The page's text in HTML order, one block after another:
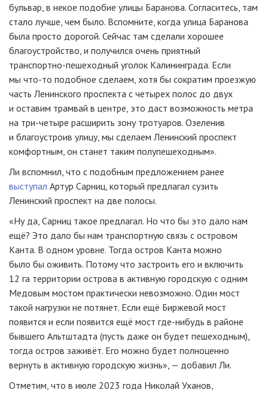
бульвар, в некое подобие улицы Баранова. Согласитесь, там
стало лучше, чем было. Вспомните, когда улица Баранова
была просто дорогой. Сейчас там сделали хорошее
благоустройство, и получился очень приятный
транспортно-пешеходный уголок Калининграда. Если
мы что-то подобное сделаем, хотя бы сократим проезжую
часть Ленинского проспекта с четырех полос до двух
и оставим трамвай в центре, это даст возможность метра
на три-четыре расширить зону тротуаров. Озеленив
и благоустроив улицу, мы сделаем Ленинский проспект
комфортным, он станет таким полупешеходным».
Ли вспомнил, что с подобным предложением ранее
выступал Артур Сарниц, который предлагал сузить
Ленинский проспект на две полосы.
«Ну да, Сарниц такое предлагал. Но что бы это дало нам
ещё? Это дало бы нам транспортную связь с островом
Канта. В одном уровне. Тогда остров Канта можно
было бы оживить. Потому что застроить его и включить
12 га территории острова в активную городскую с одним
Медовым мостом практически невозможно. Один мост
такой нагрузки не потянет. Если ещё Биржевой мост
появится и если появится ещё мост где-нибудь в районе
бывшего Альтштадта (пусть даже он будет пешеходным),
тогда остров заживёт. Его можно будет полноценно
вернуть в активную городскую жизнь», — добавил Ли.
Отметим, что в июле 2023 года Николай Уханов,